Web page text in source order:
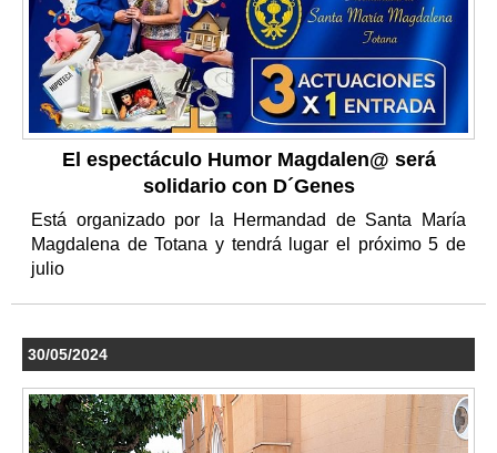
El espectáculo Humor Magdalen@ será
solidario con D´Genes
Está organizado por la Hermandad de Santa María
Magdalena de Totana y tendrá lugar el próximo 5 de
julio
30/05/2024